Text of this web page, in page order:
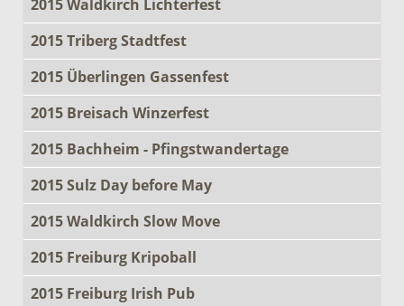
2015 Waldkirch Lichterfest
2015 Triberg Stadtfest
2015 Überlingen Gassenfest
2015 Breisach Winzerfest
2015 Bachheim - Pfingstwandertage
2015 Sulz Day before May
2015 Waldkirch Slow Move
2015 Freiburg Kripoball
2015 Freiburg Irish Pub